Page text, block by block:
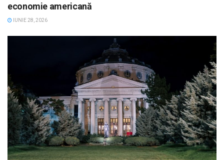
economie americană
IUNIE 28, 2026